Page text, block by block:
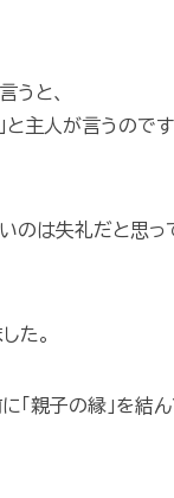
うと、
主人が言うのです
のは失礼だと思っ
た。
「親子の縁」を結